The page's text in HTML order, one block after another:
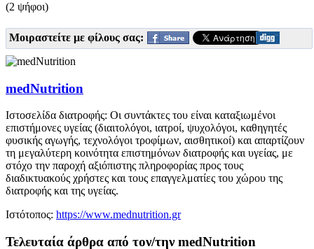
(2 ψήφοι)
Μοιραστείτε με φίλους σας:
medNutrition
Ιστοσελίδα διατροφής: Οι συντάκτες του είναι καταξιωμένοι
επιστήμονες υγείας (διαιτολόγοι, ιατροί, ψυχολόγοι, καθηγητές
φυσικής αγωγής, τεχνολόγοι τροφίμων, αισθητικοί) και απαρτίζουν
τη μεγαλύτερη κοινότητα επιστημόνων διατροφής και υγείας, με
στόχο την παροχή αξιόπιστης πληροφορίας προς τους
διαδικτυακούς χρήστες και τους επαγγελματίες του χώρου της
διατροφής και της υγείας.
Ιστότοπος: https://www.mednutrition.gr
Τελευταία άρθρα από τον/την medNutrition